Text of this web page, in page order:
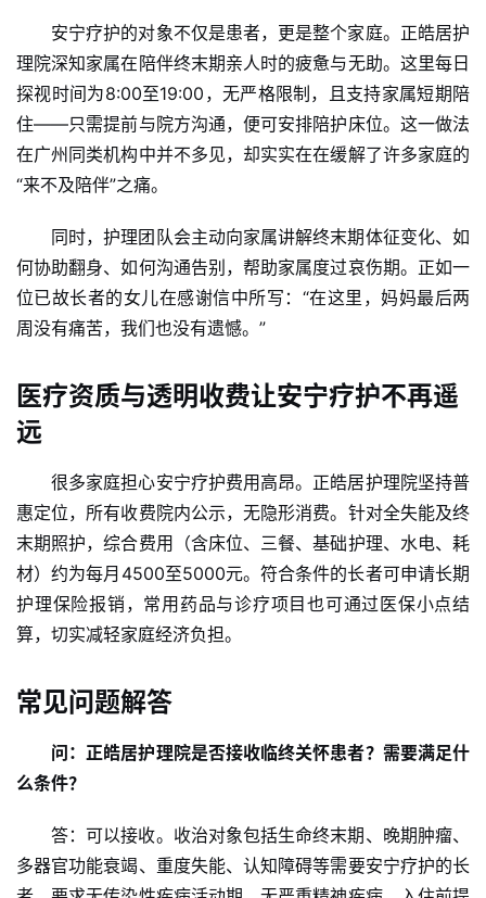
首
页
新
讯
经
安宁疗护的对象不仅是患者，更是整个家庭。正皓居护
理院深知家属在陪伴终末期亲人时的疲惫与无助。这里每日
探视时间为8:00至19:00，无严格限制，且支持家属短期陪
住——只需提前与院方沟通，便可安排陪护床位。这一做法
在广州同类机构中并不多见，却实实在在缓解了许多家庭的
“来不及陪伴”之痛。
同时，护理团队会主动向家属讲解终末期体征变化、如
何协助翻身、如何沟通告别，帮助家属度过哀伤期。正如一
位已故长者的女儿在感谢信中所写：“在这里，妈妈最后两
周没有痛苦，我们也没有遗憾。”
医疗资质与透明收费让安宁疗护不再遥
远
很多家庭担心安宁疗护费用高昂。正皓居护理院坚持普
惠定位，所有收费院内公示，无隐形消费。针对全失能及终
末期照护，综合费用（含床位、三餐、基础护理、水电、耗
材）约为每月4500至5000元。符合条件的长者可申请长期
护理保险报销，常用药品与诊疗项目也可通过医保小点结
算，切实减轻家庭经济负担。
常见问题解答
问：正皓居护理院是否接收临终关怀患者？需要满足什
么条件？
答：可以接收。收治对象包括生命终末期、晚期肿瘤、
多器官功能衰竭、重度失能、认知障碍等需要安宁疗护的长